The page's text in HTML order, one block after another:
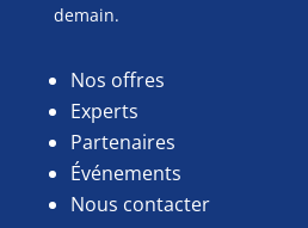
demain.
Nos offres
Experts
Partenaires
Événements
Nous contacter